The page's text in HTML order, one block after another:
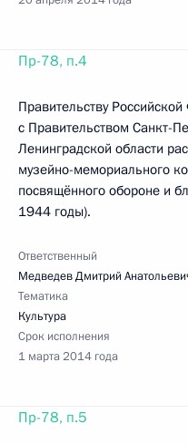
Пр-78, п.4
Правительству
с Правительством Санкт-
Ленинградской области
музейно-мемориального
посвящённого обороне и
1944 годы).
Ответственный
Медведев Дмитрий
Тематика
Культура
Срок исполнения
1 марта 2014 года
Пр-78, п.5